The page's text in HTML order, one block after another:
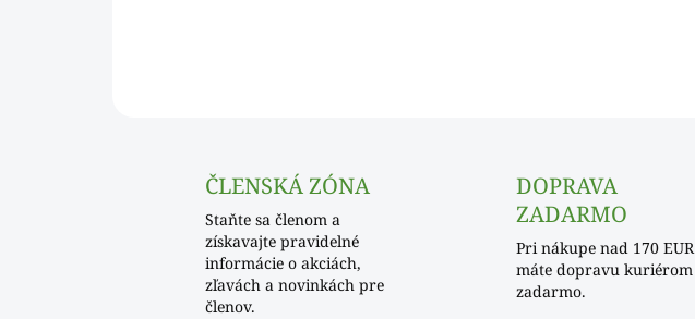
ČLENSKÁ ZÓNA
Staňte sa členom a
získavajte pravidelné
informácie o akciách,
zľavách a novinkách pre
členov.
DOPRAVA
ZADARMO
Pri nákupe nad 170 EUR
máte dopravu kuriérom
zadarmo.